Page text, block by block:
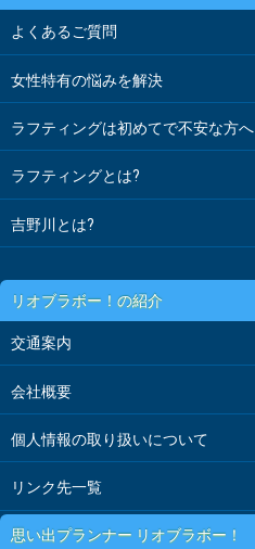
よくあるご質問
女性特有の悩みを解決
ラフティングは初めてで不安な方へ
ラフティングとは?
吉野川とは?
リオブラボー！の紹介
交通案内
会社概要
個人情報の取り扱いについて
リンク先一覧
思い出プランナー リオブラボー！